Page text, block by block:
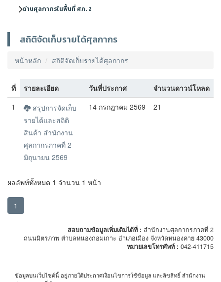
ด่านศุลกากรในพื้นที่ ศภ. 2
สถิติจัดเก็บรายได้ศุลกากร
หน้าหลัก สถิติจัดเก็บรายได้ศุลกากร
ที่ รายละเอียด วันที่ประกาศ
จำนวนดาวน์โหลด
1
สรุปการจัดเก็บ
รายได้และสถิติ
สินค้า สำนักงาน
ศุลกากรภาคที่ 2
มิถุนายน 2569
14 กรกฎาคม 2569 21
ผลลัพท์ทั้งหมด 1 จำนวน 1 หน้า
1
สอบถามข้อมูลเพิ่มเติมได้ที่ : สำนักงานศุลกากรภาคที่ 2
ถนนมิตรภาพ ตำบลหนองกอมเกาะ อำเภอเมือง จังหวัดหนองคาย 43000
หมายเลขโทรศัพท์ : 042-411715
ข้อมูลบนเว็บไซต์นี้ อยู่ภายใต้ประกาศเงื่อนไขการใช้ข้อมูล และลิขสิทธิ์ สำนักงาน